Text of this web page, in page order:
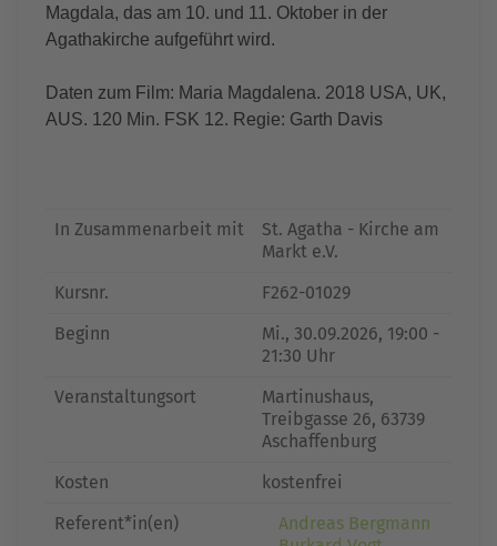
Magdala, das am 10. und 11. Oktober in der
Agathakirche aufgeführt wird.
Daten zum Film: Maria Magdalena. 2018 USA, UK,
AUS. 120 Min. FSK 12. Regie: Garth Davis
In Zusammenarbeit mit
St. Agatha - Kirche am
Markt e.V.
Kursnr.
F262-01029
Beginn
Mi., 30.09.2026, 19:00 -
21:30 Uhr
Veranstaltungsort
Martinushaus,
Treibgasse 26, 63739
Aschaffenburg
Kosten
kostenfrei
Referent*in(en)
Andreas Bergmann